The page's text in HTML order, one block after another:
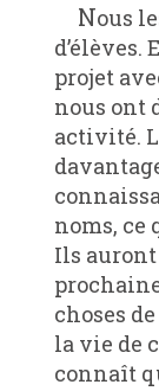
Nous les prenons par petits groupes
d’élèves.
projet
nous ont
activité.
noms, ce
Ils auront
choses
la vie de
connaît